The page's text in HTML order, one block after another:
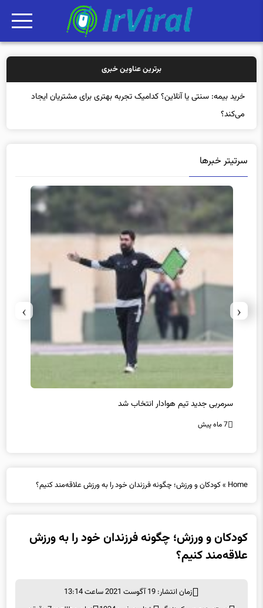
برترین عناوین خبری
خرید بیمه:
سرمربی جدید تیم هوادار انتخاب شد
7 ماه پیش
علاقه‌مند کنیم؟
دسته بندی:سبک زندگی شناسه خبر: 1934 زمان مطالعه: 7 دقیقه